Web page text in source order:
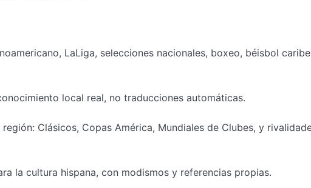
LaLiga, selecciones nacionales, boxeo, béisbol
local real, no traducciones automáticas.
Clásicos, Copas América, Mundiales de Clubes, y
la cultura hispana, con modismos y referencias propias.